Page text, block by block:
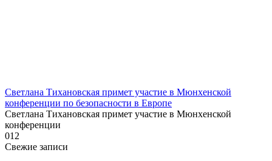
Светлана Тихановская примет участие в Мюнхенской
конференции по безопасности в Европе
Светлана Тихановская примет участие в Мюнхенской
конференции
012
Свежие записи